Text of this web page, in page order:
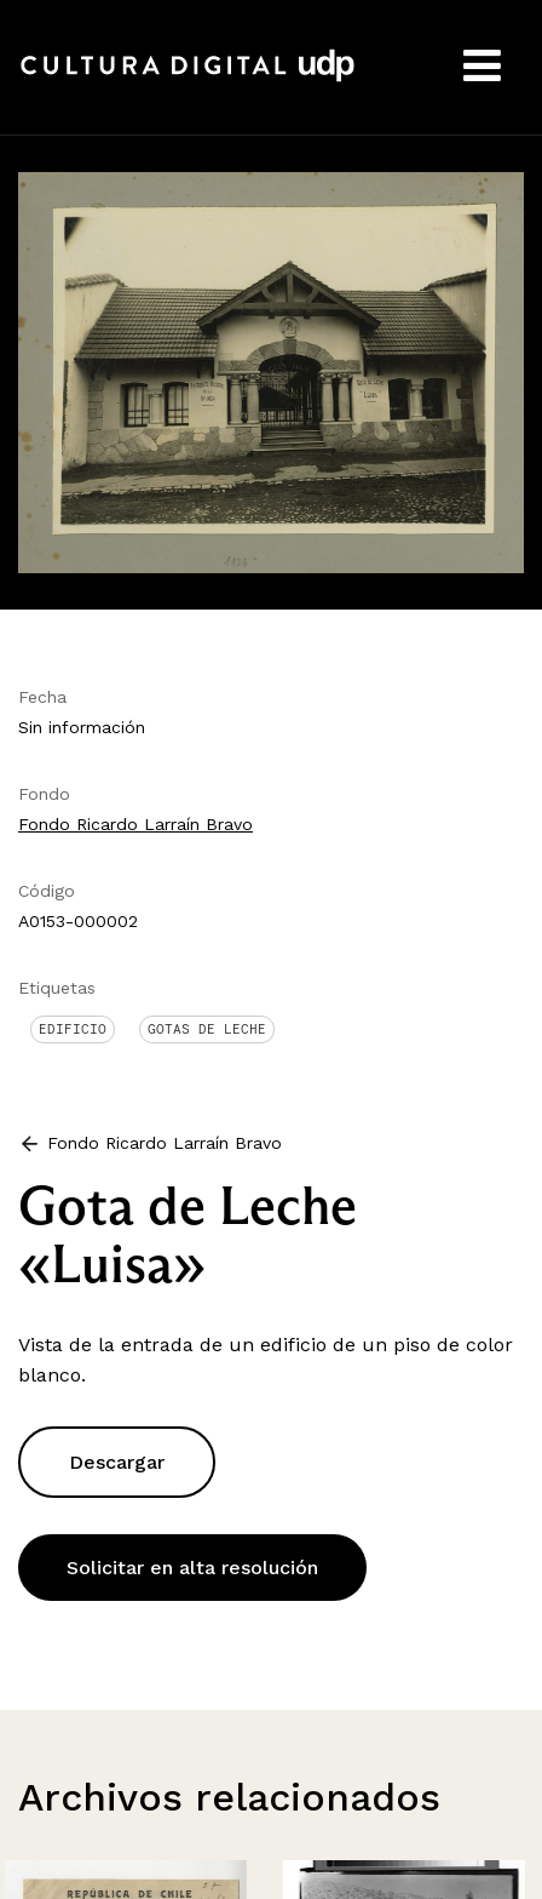
Fecha
Sin información
Fondo
Fondo Ricardo Larraín Bravo
Código
A0153-000002
Etiquetas
EDIFICIO GOTAS DE LECHE
Fondo Ricardo Larraín Bravo
Gota de Leche
«Luisa»
Vista de la entrada de un edificio de un piso de color
blanco.
Descargar
Solicitar en alta resolución
Archivos relacionados